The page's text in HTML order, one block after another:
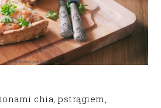
chia, pstrągiem,